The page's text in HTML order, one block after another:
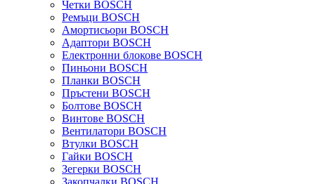
Четки BOSCH
Ремъци BOSCH
Амортисьори BOSCH
Адаптори BOSCH
Електронни блокове BOSCH
Пиньони BOSCH
Планки BOSCH
Пръстени BOSCH
Болтове BOSCH
Винтове BOSCH
Вентилатори BOSCH
Втулки BOSCH
Гайки BOSCH
Зегерки BOSCH
Закопчалки BOSCH